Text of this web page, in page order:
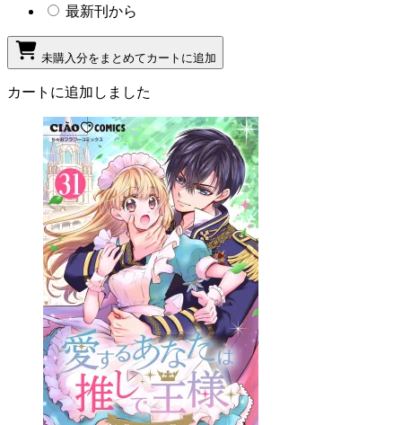
最新刊から
未購入分をまとめてカートに追加
カートに追加しました